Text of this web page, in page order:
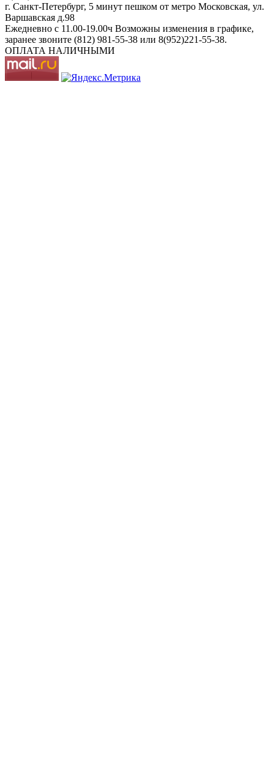
г. Санкт-Петербург, 5 минут пешком от метро Московская, ул.
Варшавская д.98
Ежедневно c 11.00-19.00ч Возможны изменения в графике,
заранее звоните (812) 981-55-38 или 8(952)221-55-38.
ОПЛАТА НАЛИЧНЫМИ